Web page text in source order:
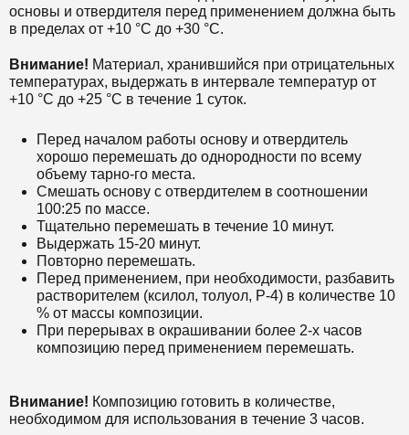
основы и отвердителя перед применением должна быть
в пределах от +10 °С до +30 °С.
Внимание! Материал, хранившийся при отрицательных
температурах, выдержать в интервале температур от
+10 °С до +25 °С в течение 1 суток.
Перед началом работы основу и отвердитель
хорошо перемешать до однородности по всему
объему тарно-го места.
Смешать основу с отвердителем в соотношении
100:25 по массе.
Тщательно перемешать в течение 10 минут.
Выдержать 15-20 минут.
Повторно перемешать.
Перед применением, при необходимости, разбавить
растворителем (ксилол, толуол, Р-4) в количестве 10
% от массы композиции.
При перерывах в окрашивании более 2-х часов
композицию перед применением перемешать.
Внимание! Композицию готовить в количестве,
необходимом для использования в течение 3 часов.